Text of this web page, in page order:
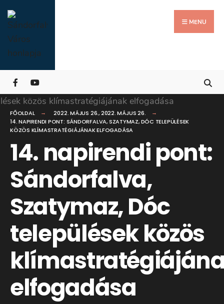
Skip
to
content
MENU
FŐOLDAL 2022. MÁJUS 26.,2022. MÁJUS 26.
14. NAPIRENDI PONT: SÁNDORFALVA, SZATYMAZ, DÓC TELEPÜLÉSEK
KÖZÖS KLÍMASTRATÉGIÁJÁNAK ELFOGADÁSA
14. napirendi pont:
Sándorfalva,
Szatymaz, Dóc
települések közös
elfogadása
for:
Close